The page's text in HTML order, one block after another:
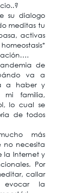
su dialogo
meditas tu
activas
de
va a
a haber y
familia,
lo cual se
de todos
más
no necesita
la Internet y
Por
callar
la